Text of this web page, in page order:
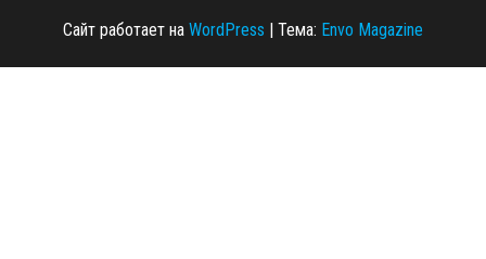
Сайт работает на WordPress | Тема: Envo Magazine